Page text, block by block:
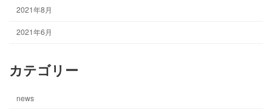
2021年8月
2021年6月
カテゴリー
news